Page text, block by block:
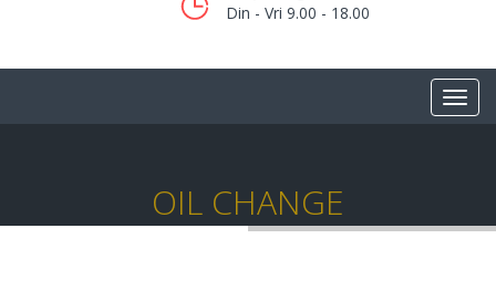
Din - Vri 9.00 - 18.00
OIL CHANGE